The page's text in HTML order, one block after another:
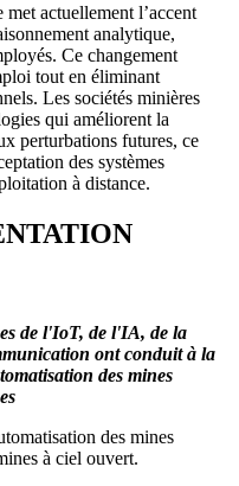
actuellement l’accent
analytique,
Ce changement
tout en éliminant
Les sociétés minières
qui améliorent la
perturbations futures, ce
des systèmes
à distance.
de l'IoT, de l'IA, de la
ont conduit à la
des mines
des mines
à ciel ouvert.